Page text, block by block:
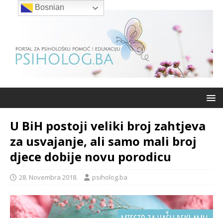
U BiH postoji veliki broj zahtjeva
za usvajanje, ali samo mali broj
djece dobije novu porodicu
28. Novembra 2018. psiholog.ba
Bosnian